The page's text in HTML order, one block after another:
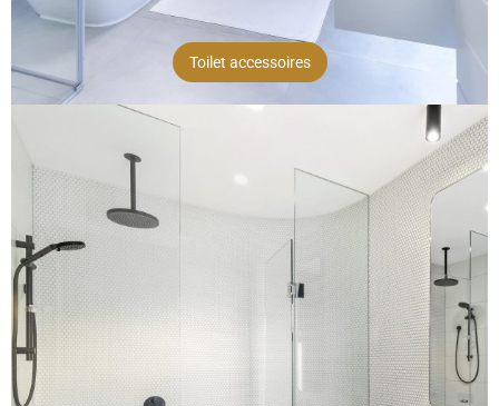
Toilet accessoires